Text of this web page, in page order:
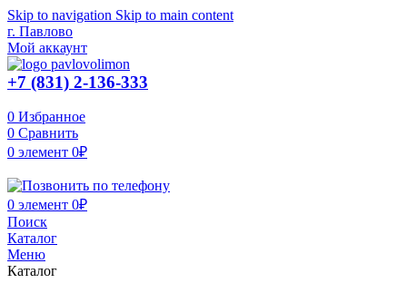
Skip to navigation Skip to main content
г. Павлово
Мой аккаунт
+7 (831) 2-136-333
0 Избранное
0 Сравнить
0 элемент 0₽
0 элемент 0₽
Поиск
Каталог
Меню
Каталог